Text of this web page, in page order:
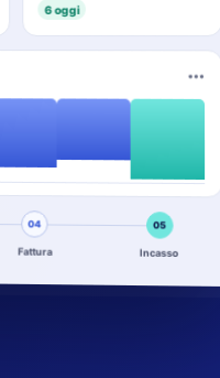
6 oggi
•••
04
Fattura
05
Incasso